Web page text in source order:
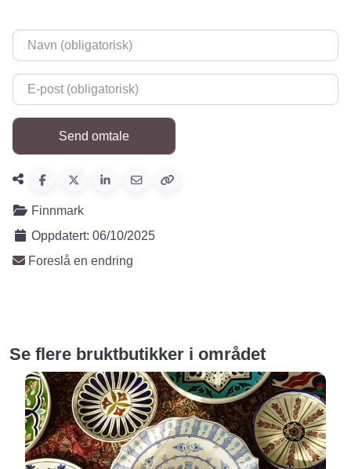
Navn
E-post
Finnmark
Oppdatert: 06/10/2025
Foreslå en endring
Se flere bruktbutikker i området